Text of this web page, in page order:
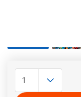
personnages, un
Autres informations